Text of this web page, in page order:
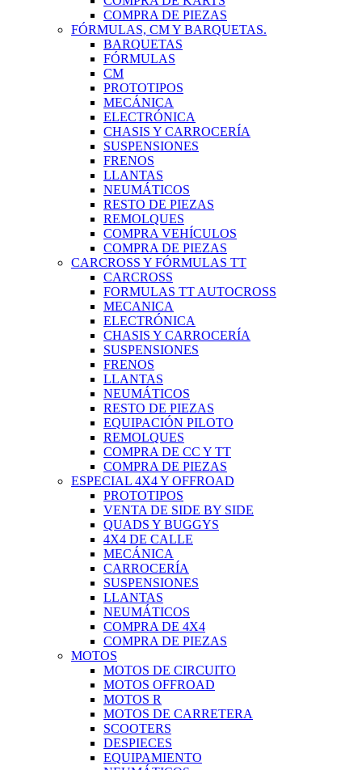
COMPRA DE PIEZAS
FÓRMULAS, CM Y BARQUETAS.
BARQUETAS
FÓRMULAS
CM
PROTOTIPOS
MECÁNICA
ELECTRÓNICA
CHASIS Y CARROCERÍA
SUSPENSIONES
FRENOS
LLANTAS
NEUMÁTICOS
RESTO DE PIEZAS
REMOLQUES
COMPRA VEHÍCULOS
COMPRA DE PIEZAS
CARCROSS Y FÓRMULAS TT
CARCROSS
FORMULAS TT AUTOCROSS
MECANICA
ELECTRÓNICA
CHASIS Y CARROCERÍA
SUSPENSIONES
FRENOS
LLANTAS
NEUMÁTICOS
RESTO DE PIEZAS
EQUIPACIÓN PILOTO
REMOLQUES
COMPRA DE CC Y TT
COMPRA DE PIEZAS
ESPECIAL 4X4 Y OFFROAD
PROTOTIPOS
VENTA DE SIDE BY SIDE
QUADS Y BUGGYS
4X4 DE CALLE
MECÁNICA
CARROCERÍA
SUSPENSIONES
LLANTAS
NEUMÁTICOS
COMPRA DE 4X4
COMPRA DE PIEZAS
MOTOS
MOTOS DE CIRCUITO
MOTOS OFFROAD
MOTOS R
MOTOS DE CARRETERA
SCOOTERS
DESPIECES
EQUIPAMIENTO